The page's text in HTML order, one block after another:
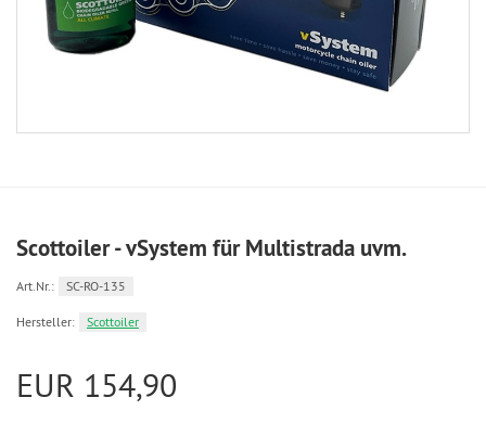
Scottoiler - vSystem für Multistrada uvm.
Art.Nr.: SC-RO-135
Hersteller: Scottoiler
EUR 154,90